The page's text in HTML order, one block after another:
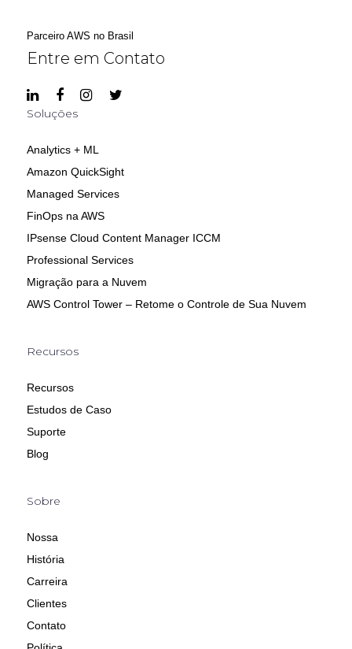
Parceiro AWS no Brasil
Entre em Contato
Soluções
Analytics + ML
Amazon QuickSight
Managed Services
FinOps na AWS
IPsense Cloud Content Manager ICCM
Professional Services
Migração para a Nuvem
AWS Control Tower – Retome o Controle de Sua Nuvem
Recursos
Recursos
Estudos de Caso
Suporte
Blog
Sobre
Nossa
História
Carreira
Clientes
Contato